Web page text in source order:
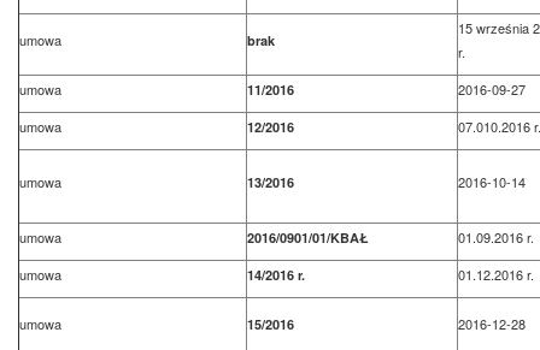
umowa brak
15 września
r.
umowa
11/2016
2016-09-27
umowa
12/2016 07.010.2016 r.
umowa 13/2016 2016-10-14
umowa 2016/0901/01/KBAŁ
01.09.2016 r.
umowa
14/2016 r. 01.12.2016 r.
umowa 15/2016 2016-12-28